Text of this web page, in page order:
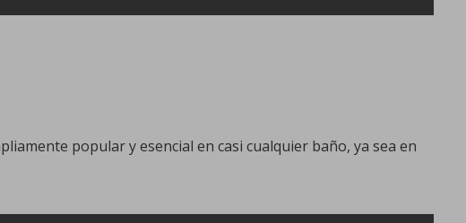
popular y esencial en casi cualquier baño, ya sea en